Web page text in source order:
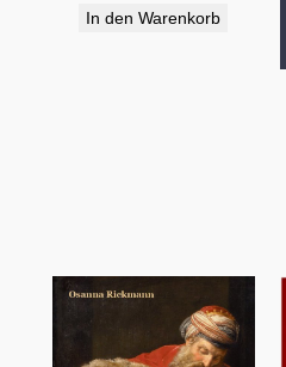
In den Warenkorb